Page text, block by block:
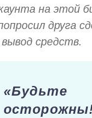
на этой
друга
средств.
«Будьте